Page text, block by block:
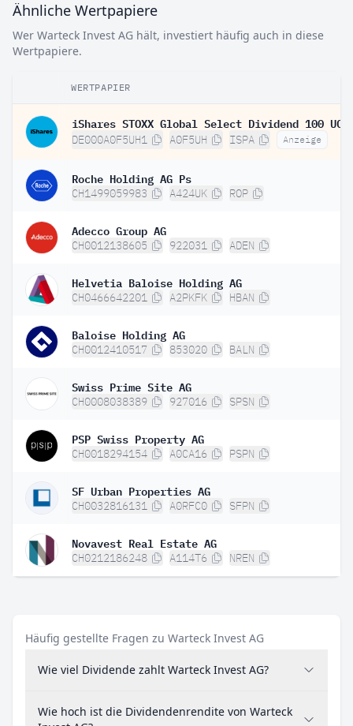
Ähnliche Wertpapiere
Wer Warteck Invest AG hält, investiert häufig auch in diese
Wertpapiere.
WERTPAPIER
DE000A0F5UH1 A0F5UH ISPA Anzeige
Roche Holding AG Ps
CH1499059983 A424UK ROP
Adecco Group AG
CH0012138605 922031 ADEN
Helvetia Baloise Holding AG
CH0466642201 A2PKFK HBAN
Baloise Holding AG
CH0012410517 853020 BALN
Swiss Prime Site AG
CH0008038389 927016 SPSN
PSP Swiss Property AG
CH0018294154 A0CA16 PSPN
SF Urban Properties AG
CH0032816131 A0RFC0 SFPN
Novavest Real Estate AG
CH0212186248 A114T6 NREN
Häufig gestellte Fragen zu Warteck Invest AG
Wie viel Dividende zahlt Warteck Invest AG?
Wie hoch ist die Dividendenrendite von Warteck